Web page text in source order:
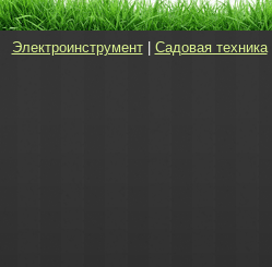
Электроинструмент| Садовая техника|